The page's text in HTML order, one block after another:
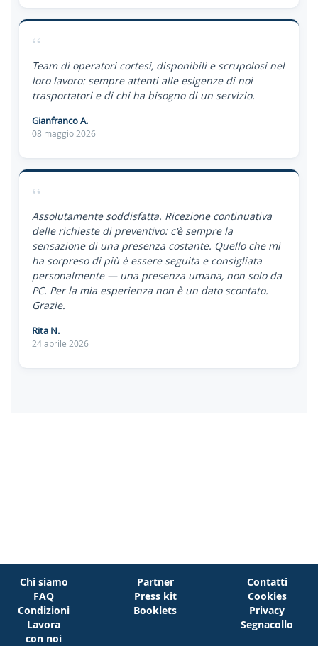
“
Team di operatori cortesi, disponibili e scrupolosi nel
loro lavoro: sempre attenti alle esigenze di noi
trasportatori e di chi ha bisogno di un servizio.
Gianfranco A.
08 maggio 2026
“
Assolutamente soddisfatta. Ricezione continuativa
delle richieste di preventivo: c'è sempre la
sensazione di una presenza costante. Quello che mi
ha sorpreso di più è essere seguita e consigliata
personalmente — una presenza umana, non solo da
PC. Per la mia esperienza non è un dato scontato.
Grazie.
Rita N.
24 aprile 2026
Chi siamo
FAQ
Condizioni
Lavora
con noi
Partner
Press kit
Booklets
Contatti
Cookies
Privacy
Segnacollo